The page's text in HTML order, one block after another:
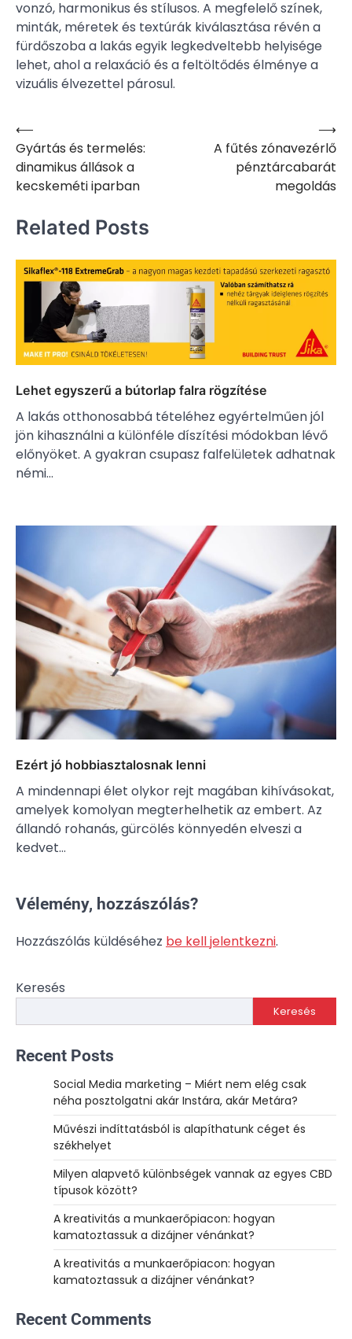
vonzó, harmonikus és stílusos. A megfelelő színek,
minták, méretek és textúrák kiválasztása révén a
fürdőszoba a lakás egyik legkedveltebb helyisége
lehet, ahol a relaxáció és a feltöltődés élménye a
vizuális élvezettel párosul.
Bejegyzés
navigáció
⟵
Gyártás és termelés:
dinamikus állások a
kecskeméti iparban
A fűtés zónavezérlő
pénztárcabarát
megoldás
⟶
Related Posts
Lehet egyszerű a bútorlap falra rögzítése
A lakás otthonosabbá tételéhez egyértelműen jól
jön kihasználni a különféle díszítési módokban lévő
előnyöket. A gyakran csupasz falfelületek adhatnak
némi…
Ezért jó hobbiasztalosnak lenni
A mindennapi élet olykor rejt magában kihívásokat,
amelyek komolyan megterhelhetik az embert. Az
állandó rohanás, gürcölés könnyedén elveszi a
kedvet…
Vélemény, hozzászólás?
Hozzászólás küldéséhez be kell jelentkezni.
Keresés
Keresés
Recent Posts
Social Media marketing – Miért nem elég csak
néha posztolgatni akár Instára, akár Metára?
Művészi indíttatásból is alapíthatunk céget és
székhelyet
Milyen alapvető különbségek vannak az egyes CBD
típusok között?
A kreativitás a munkaerőpiacon: hogyan
kamatoztassuk a dizájner vénánkat?
A kreativitás a munkaerőpiacon: hogyan
kamatoztassuk a dizájner vénánkat?
Recent Comments